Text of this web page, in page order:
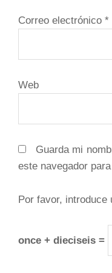
Correo electrónico *
Web
Guarda mi
este navegador
Por favor, introduce
once + dieciseis =